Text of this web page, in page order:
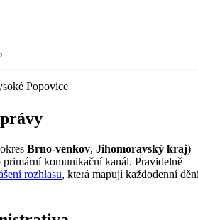
Popovice
Brno-venkov, Jihomoravský kraj)
komunikační kanál. Pravidelně
rozhlasu, která mapují každodenní